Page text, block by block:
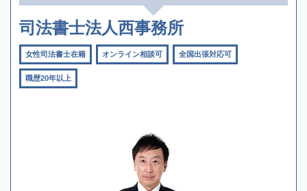
司法書士法人西事務所
女性司法書士在籍 オンライン相談可 全国出張対応可
職歴20年以上